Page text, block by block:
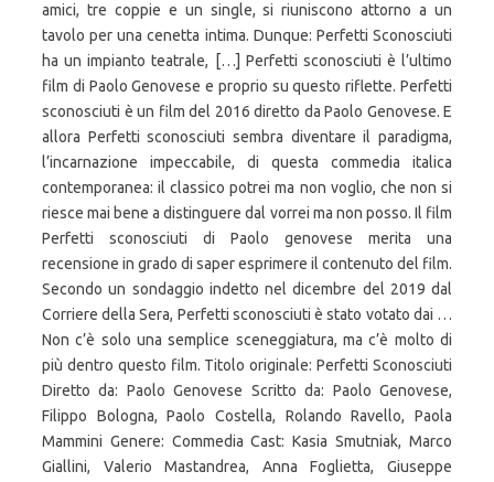
amici, tre coppie e un single, si riuniscono attorno a un
tavolo per una cenetta intima. Dunque: Perfetti Sconosciuti
ha un impianto teatrale, […] Perfetti sconosciuti è l’ultimo
film di Paolo Genovese e proprio su questo riflette. Perfetti
sconosciuti è un film del 2016 diretto da Paolo Genovese. E
allora Perfetti sconosciuti sembra diventare il paradigma,
l’incarnazione impeccabile, di questa commedia italica
contemporanea: il classico potrei ma non voglio, che non si
riesce mai bene a distinguere dal vorrei ma non posso. Il film
Perfetti sconosciuti di Paolo genovese merita una
recensione in grado di saper esprimere il contenuto del film.
Secondo un sondaggio indetto nel dicembre del 2019 dal
Corriere della Sera, Perfetti sconosciuti è stato votato dai …
Non c’è solo una semplice sceneggiatura, ma c’è molto di
più dentro questo film. Titolo originale: Perfetti Sconosciuti
Diretto da: Paolo Genovese Scritto da: Paolo Genovese,
Filippo Bologna, Paolo Costella, Rolando Ravello, Paola
Mammini Genere: Commedia Cast: Kasia Smutniak, Marco
Giallini, Valerio Mastandrea, Anna Foglietta, Giuseppe